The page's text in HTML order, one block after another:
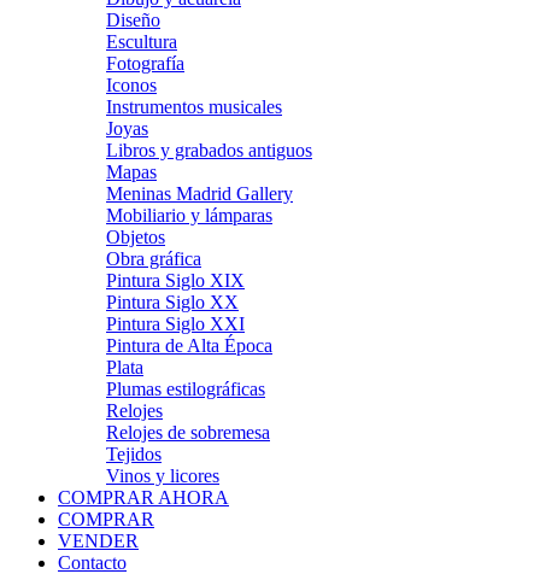
Diseño
Escultura
Fotografía
Iconos
Instrumentos musicales
Joyas
Libros y grabados antiguos
Mapas
Meninas Madrid Gallery
Mobiliario y lámparas
Objetos
Obra gráfica
Pintura Siglo XIX
Pintura Siglo XX
Pintura Siglo XXI
Pintura de Alta Época
Plata
Plumas estilográficas
Relojes
Relojes de sobremesa
Tejidos
Vinos y licores
COMPRAR AHORA
COMPRAR
VENDER
Contacto